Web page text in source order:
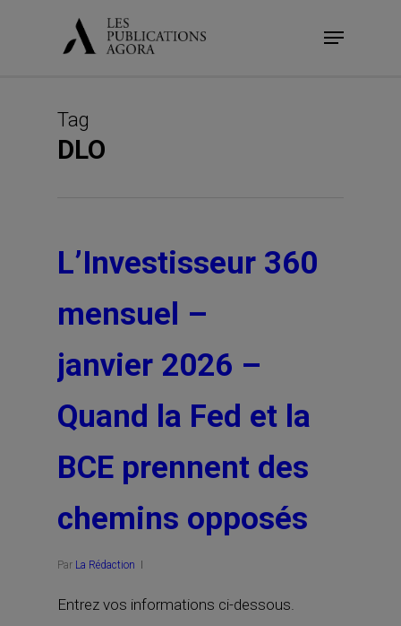
Menu
Tag
DLO
L’Investisseur 360
mensuel –
janvier 2026 –
Quand la Fed et la
BCE prennent des
chemins opposés
Par La Rédaction
Entrez vos informations ci-dessous.